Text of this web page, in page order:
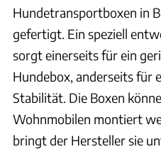
Hundetransportboxen in
gefertigt. Ein speziell
sorgt einerseits für ein
Hundebox, anderseits für
Stabilität. Die Boxen
Wohnmobilen montiert
bringt der Hersteller sie